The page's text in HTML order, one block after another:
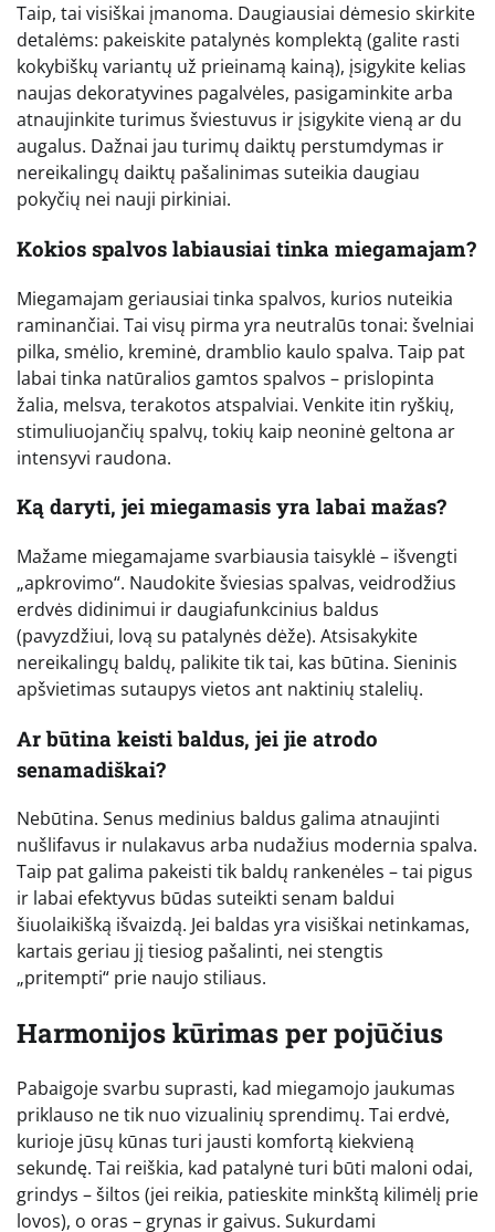
Taip, tai visiškai įmanoma. Daugiausiai dėmesio skirkite
detalėms: pakeiskite patalynės komplektą (galite rasti
kokybiškų variantų už prieinamą kainą), įsigykite kelias
naujas dekoratyvines pagalvėles, pasigaminkite arba
atnaujinkite turimus šviestuvus ir įsigykite vieną ar du
augalus. Dažnai jau turimų daiktų perstumdymas ir
nereikalingų daiktų pašalinimas suteikia daugiau
pokyčių nei nauji pirkiniai.
Kokios spalvos labiausiai tinka miegamajam?
Miegamajam geriausiai tinka spalvos, kurios nuteikia
raminančiai. Tai visų pirma yra neutralūs tonai: švelniai
pilka, smėlio, kreminė, dramblio kaulo spalva. Taip pat
labai tinka natūralios gamtos spalvos – prislopinta
žalia, melsva, terakotos atspalviai. Venkite itin ryškių,
stimuliuojančių spalvų, tokių kaip neoninė geltona ar
intensyvi raudona.
Ką daryti, jei miegamasis yra labai mažas?
Mažame miegamajame svarbiausia taisyklė – išvengti
„apkrovimo“. Naudokite šviesias spalvas, veidrodžius
erdvės didinimui ir daugiafunkcinius baldus
(pavyzdžiui, lovą su patalynės dėže). Atsisakykite
nereikalingų baldų, palikite tik tai, kas būtina. Sieninis
apšvietimas sutaupys vietos ant naktinių stalelių.
Ar būtina keisti baldus, jei jie atrodo
senamadiškai?
Nebūtina. Senus medinius baldus galima atnaujinti
nušlifavus ir nulakavus arba nudažius modernia spalva.
Taip pat galima pakeisti tik baldų rankenėles – tai pigus
ir labai efektyvus būdas suteikti senam baldui
šiuolaikišką išvaizdą. Jei baldas yra visiškai netinkamas,
kartais geriau jį tiesiog pašalinti, nei stengtis
„pritempti“ prie naujo stiliaus.
Harmonijos kūrimas per pojūčius
Pabaigoje svarbu suprasti, kad miegamojo jaukumas
priklauso ne tik nuo vizualinių sprendimų. Tai erdvė,
kurioje jūsų kūnas turi jausti komfortą kiekvieną
sekundę. Tai reiškia, kad patalynė turi būti maloni odai,
grindys – šiltos (jei reikia, patieskite minkštą kilimėlį prie
lovos), o oras – grynas ir gaivus. Sukurdami